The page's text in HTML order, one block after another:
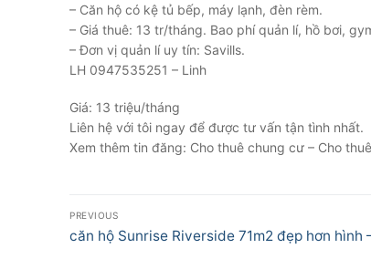
– Căn hộ có kệ tủ bếp, máy lạnh, đèn rèm.
– Giá thuê: 13 tr/tháng. Bao phí quản lí, hồ bơi,
– Đơn vị quản lí uy tín: Savills.
LH 0947535251 – Linh
Giá: 13 triệu/tháng
Liên hệ với tôi ngay để được tư vấn tận tình nhất.
Xem thêm tin đăng: Cho thuê chung cư – Cho
Điều
hướng
PREVIOUS
Previous
căn hộ Sunrise Riverside 71m2 đẹp hơn hình